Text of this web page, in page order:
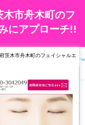
木市舟木町のフ
にアプローチ!!
茨木市舟木町のフェイシャルエ